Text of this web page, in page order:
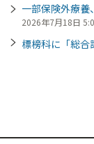
一部保険外療
2026年7月18日
標榜科に「総合